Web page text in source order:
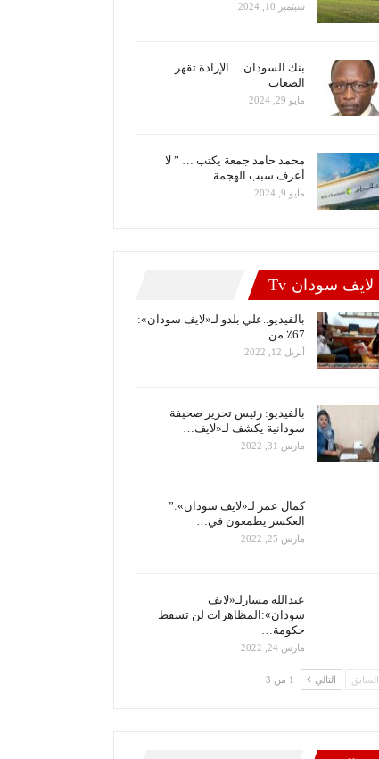
سبتمبر 10, 2024
بنك السودان….الإرادة تقهر
الصعاب
مايو 29, 2024
محمد حامد جمعة يكتب … ” لا
أعرف سبب الهجمة…
مايو 9, 2024
لايف سودان Tv
بالفيديو..علي بلدو لـ«لايف سودان»:
67٪ من…
أبريل 12, 2022
بالفيديو: رئيس تحرير صحيفة
سودانية يكشف لـ«لايف…
مارس 31, 2022
كمال عمر لـ«لايف سودان»:”
العكسر يطمعون في…
مارس 25, 2022
عبدالله مسارلـ«لايف
سودان»:المظاهرات لن تسقط
حكومة…
مارس 24, 2022
السابق التالي 1 من 3